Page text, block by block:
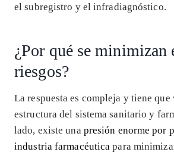
el subregistro y el infradiagnóstico.
¿Por qué se minimizan
riesgos?
La respuesta es compleja y tiene
estructura del sistema sanitario y
lado, existe una presión enorme por
industria farmacéutica para